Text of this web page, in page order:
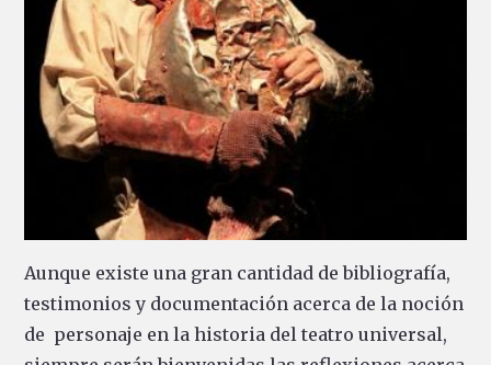
Aunque existe una gran cantidad de bibliografía,
testimonios y documentación acerca de la noción
de personaje en la historia del teatro universal,